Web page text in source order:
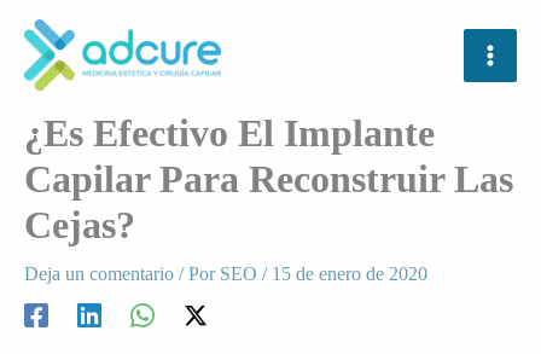
contenido
¿Es Efectivo El Implante
Capilar Para Reconstruir Las
Cejas?
Deja un comentario / Por SEO / 15 de enero de 2020